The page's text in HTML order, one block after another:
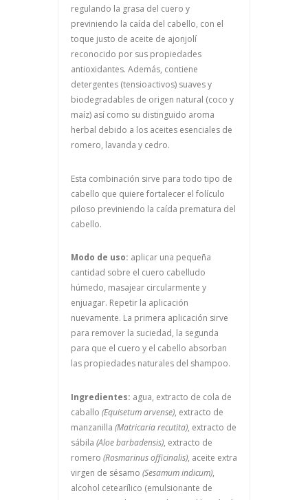
regulando la grasa del cuero y
previniendo la caída del cabello, con el
toque justo de aceite de ajonjolí
reconocido por sus propiedades
antioxidantes. Además, contiene
detergentes (tensioactivos) suaves y
biodegradables de origen natural (coco y
maíz) así como su distinguido aroma
herbal debido a los aceites esenciales de
romero, lavanda y cedro.
Esta combinación sirve para todo tipo de
cabello que quiere fortalecer el folículo
piloso previniendo la caída prematura del
cabello.
Modo de uso: aplicar una pequeña
cantidad sobre el cuero cabelludo
húmedo, masajear circularmente y
enjuagar. Repetir la aplicación
nuevamente. La primera aplicación sirve
para remover la suciedad, la segunda
para que el cuero y el cabello absorban
las propiedades naturales del shampoo.
Ingredientes: agua, extracto de cola de
caballo (Equisetum arvense), extracto de
manzanilla (Matricaria recutita), extracto de
sábila (Aloe barbadensis), extracto de
romero (Rosmarinus officinalis), aceite extra
virgen de sésamo (Sesamum indicum),
alcohol cetearílico (emulsionante de